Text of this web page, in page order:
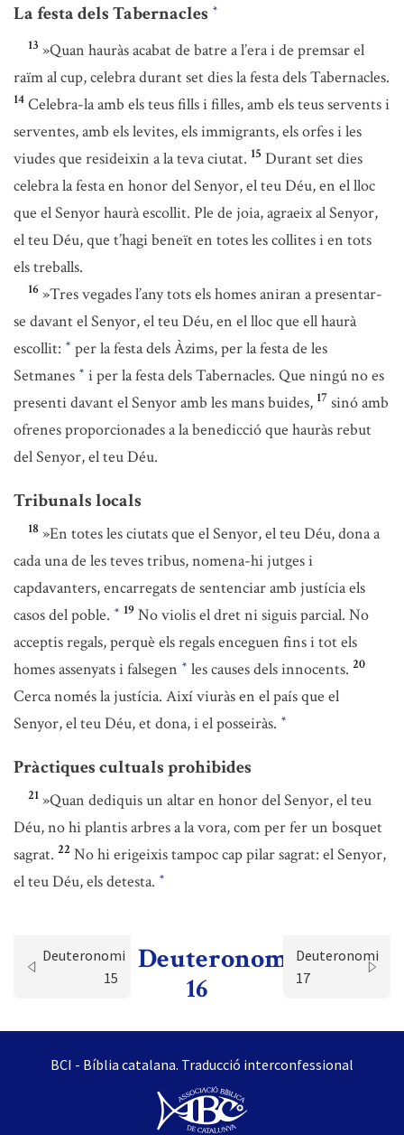
La festa dels Tabernacles *
13 »Quan hauràs acabat de batre a l’era i de premsar el
raïm al cup, celebra durant set dies la festa dels Tabernacles.
14 Celebra-la amb els teus fills i filles, amb els teus servents i
serventes, amb els levites, els immigrants, els orfes i les
viudes que resideixin a la teva ciutat. 15 Durant set dies
celebra la festa en honor del Senyor, el teu Déu, en el lloc
que el Senyor haurà escollit. Ple de joia, agraeix al Senyor,
el teu Déu, que t’hagi beneït en totes les collites i en tots
els treballs.
16 »Tres vegades l’any tots els homes aniran a presentar-
se davant el Senyor, el teu Déu, en el lloc que ell haurà
escollit: * per la festa dels Àzims, per la festa de les
Setmanes * i per la festa dels Tabernacles. Que ningú no es
presenti davant el Senyor amb les mans buides, 17 sinó amb
ofrenes proporcionades a la benedicció que hauràs rebut
del Senyor, el teu Déu.
Tribunals locals
18 »En totes les ciutats que el Senyor, el teu Déu, dona a
cada una de les teves tribus, nomena-hi jutges i
capdavanters, encarregats de sentenciar amb justícia els
casos del poble. * 19 No violis el dret ni siguis parcial. No
acceptis regals, perquè els regals enceguen fins i tot els
homes assenyats i falsegen * les causes dels innocents. 20
Cerca només la justícia. Així viuràs en el país que el
Senyor, el teu Déu, et dona, i el posseiràs. *
Pràctiques cultuals prohibides
21 »Quan dediquis un altar en honor del Senyor, el teu
Déu, no hi plantis arbres a la vora, com per fer un bosquet
sagrat. 22 No hi erigeixis tampoc cap pilar sagrat: el Senyor,
el teu Déu, els detesta. *
Deuteronomi
15
Deuteronomi
16
Deuteronomi
17
BCI - Bíblia catalana. Traducció interconfessional